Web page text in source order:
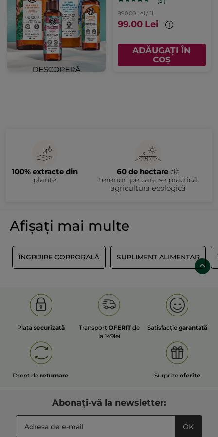
990.00 Lei / 1l
99.00 Lei
ADĂUGAȚI ÎN
COȘ
100% extracte din
plante
60 de hectarede
terenuri pe care se practică
agricultura ecologică
Afișați mai multe
ÎNGRIJIRE CORPORALĂ SUPLIMENT ALIMENTAR
Plata securizată Transport OFERITde
la 149lei
Satisfacțiegarantată
Drept de returnare Surprize oferite
Abonați-vă la newsletter:
OK